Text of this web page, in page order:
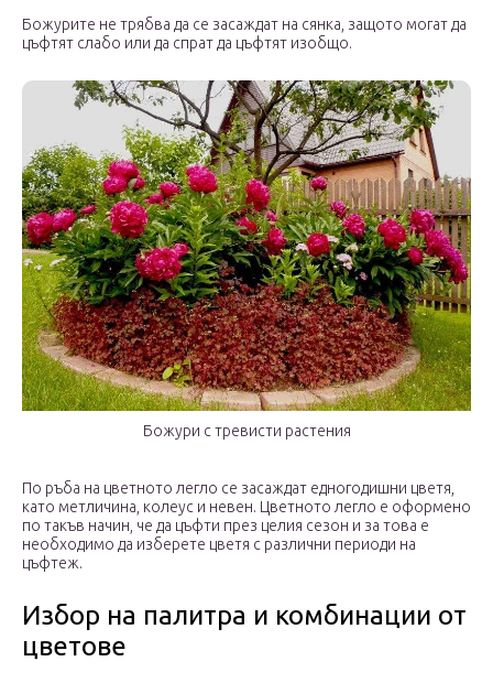
Божурите не трябва да се засаждат на сянка, защото могат да
цъфтят слабо или да спрат да цъфтят изобщо.
Божури с тревисти растения
По ръба на цветното легло се засаждат едногодишни цветя,
като метличина, колеус и невен. Цветното легло е оформено
по такъв начин, че да цъфти през целия сезон и за това е
необходимо да изберете цветя с различни периоди на
цъфтеж.
Избор на палитра и комбинации от
цветове